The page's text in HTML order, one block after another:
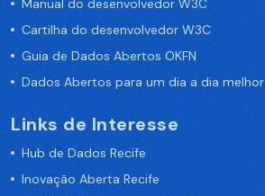
Manual do desenvolvedor W3C
Cartilha do desenvolvedor W3C
Guia de Dados Abertos OKFN
Dados Abertos para um dia a dia melhor
Links de Interesse
Hub de Dados Recife
Inovação Aberta Recife